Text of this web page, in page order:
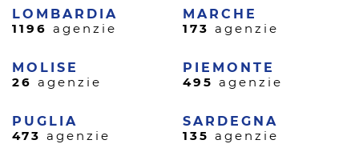
LOMBARDIA
1196 agenzie
MARCHE
173 agenzie
MOLISE
26 agenzie
PIEMONTE
495 agenzie
PUGLIA
473 agenzie
SARDEGNA
135 agenzie